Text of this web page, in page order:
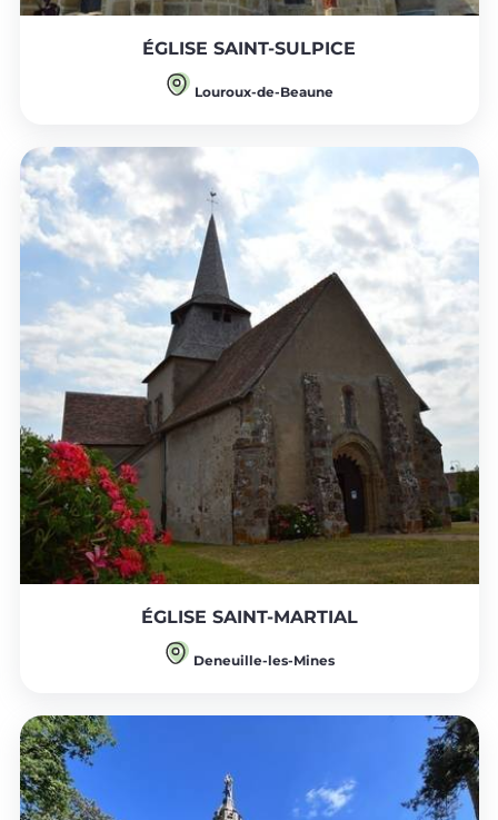
ÉGLISE SAINT-SULPICE
Louroux-de-Beaune
ÉGLISE SAINT-MARTIAL
Deneuille-les-Mines